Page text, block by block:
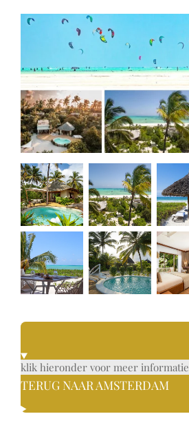
klik hieronder voor meer informatie
TERUG NAAR AMSTERDAM